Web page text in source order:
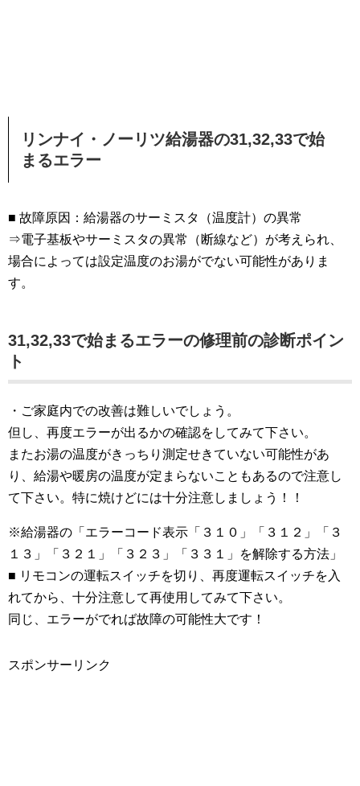
リンナイ・ノーリツ給湯器の31,32,33で始
まるエラー
■ 故障原因：給湯器のサーミスタ（温度計）の異常
⇒電子基板やサーミスタの異常（断線など）が考えられ、
場合によっては設定温度のお湯がでない可能性がありま
す。
31,32,33で始まるエラーの修理前の診断ポイン
ト
・ご家庭内での改善は難しいでしょう。
但し、再度エラーが出るかの確認をしてみて下さい。
またお湯の温度がきっちり測定せきていない可能性があ
り、給湯や暖房の温度が定まらないこともあるので注意し
て下さい。特に焼けどには十分注意しましょう！！
※給湯器の「エラーコード表示「３１０」「３１２」「３
１３」「３２１」「３２３」「３３１」を解除する方法」
■ リモコンの運転スイッチを切り、再度運転スイッチを入
れてから、十分注意して再使用してみて下さい。
同じ、エラーがでれば故障の可能性大です！
スポンサーリンク